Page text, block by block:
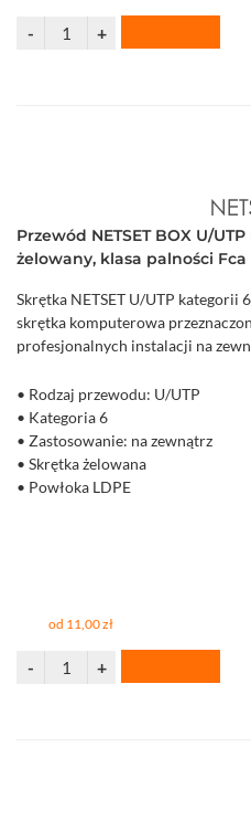
Przewód NETSET BOX U/
żelowany, klasa palności Fca
Skrętka NETSET U/UTP kategorii
skrętka komputerowa
profesjonalnych instalacji na
• Rodzaj przewodu: U/UTP
• Kategoria 6
• Zastosowanie: na zewnątrz
• Skrętka żelowana
• Powłoka LDPE
od 11,00 zł